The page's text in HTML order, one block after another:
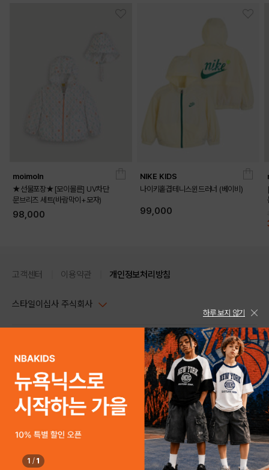
moimoln
★선물포장★[모이몰른] UV차단
문브리즈 세트(바람막이+모자)
98,000
NIKE KIDS
나이키홑겹테니스윈드러너 (베이비)
99,000
고객센터 이용약관 개인정보처리방침
스타일이십사 주식회사
주소 : 서울시 강남구 논현로 633, 6층 (논현동, 한세엠케이빌딩)
사업자등록번호 : 116-81-32499
통신판매업신고번호 : 제 2024-서울강남-04239
호스팅 서비스 : 스타일이십사㈜
고객센터 1544-5336(평일 09:00~ 18:00 토/일/공휴일 휴무)
스타일24 고객센터 1544-5336
평일 09:00~ 18:00 (토/일/공휴일 휴무)
help Email : help@style24.com
COPYRIGHTⓒ2021 STYLE24 ALL RIGHTS RESERVED.
하루 보지 않기
1 / 1